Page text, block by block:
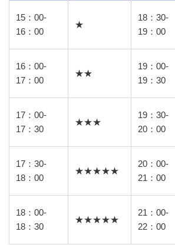
15：00-
16：00
★
18：30-
19：00
16：00-
17：00
★★
19：00-
19：30
17：00-
17：30
★★★
19：30-
20：00
17：30-
18：00
★★★★★
20：00-
21：00
18：00-
18：30
★★★★★
21：00-
22：00